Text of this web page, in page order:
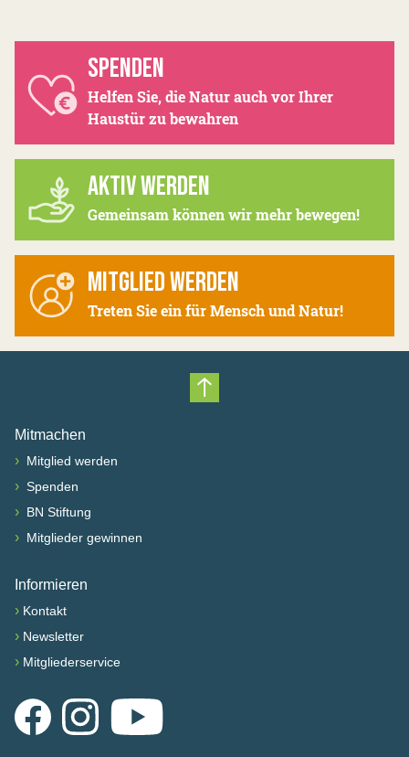
SPENDEN
Helfen Sie, die Natur auch vor Ihrer
Haustür zu bewahren
AKTIV WERDEN
Gemeinsam können wir mehr bewegen!
MITGLIED WERDEN
Treten Sie ein für Mensch und Natur!
Nach oben scrollen
Mitmachen
› Mitglied werden
› Spenden
› BN Stiftung
› Mitglieder gewinnen
Informieren
› Kontakt
› Newsletter
› Mitgliederservice
FacebookInstagramYouTube